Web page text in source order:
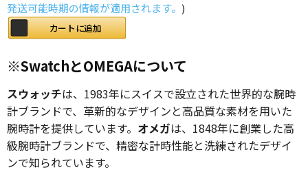
発送可能時期の情報が適用されます。 )
カートに追加
※SwatchとOMEGAについて
スウォッチは、1983年にスイスで設立された世界的な腕時
計ブランドで、革新的なデザインと高品質な素材を用いた
腕時計を提供しています。 オメガは、1848年に創業した高
級腕時計ブランドで、精密な計時性能と洗練されたデザイ
ンで知られています。